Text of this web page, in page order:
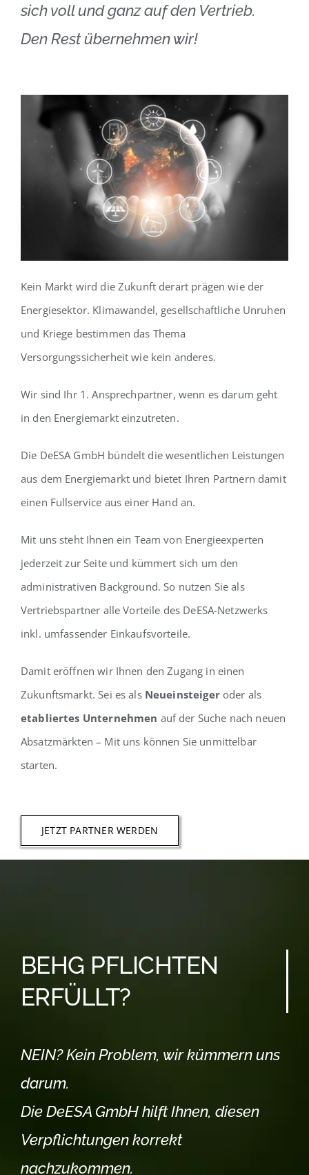
sich voll und ganz auf den Vertrieb.
Den Rest übernehmen wir!
Kein Markt wird die Zukunft derart prägen wie der
Energiesektor. Klimawandel, gesellschaftliche Unruhen
und Kriege bestimmen das Thema
Versorgungssicherheit wie kein anderes.
Wir sind Ihr 1. Ansprechpartner, wenn es darum geht
in den Energiemarkt einzutreten.
Die DeESA GmbH bündelt die wesentlichen Leistungen
aus dem Energiemarkt und bietet Ihren Partnern damit
einen Fullservice aus einer Hand an.
Mit uns steht Ihnen ein Team von Energieexperten
jederzeit zur Seite und kümmert sich um den
administrativen Background. So nutzen Sie als
Vertriebspartner alle Vorteile des DeESA-Netzwerks
inkl. umfassender Einkaufsvorteile.
Damit eröffnen wir Ihnen den Zugang in einen
Zukunftsmarkt. Sei es als Neueinsteigeroder als
etabliertes Unternehmen auf der Suche nach neuen
Absatzmärkten – Mit uns können Sie unmittelbar
starten.
JETZT PARTNER WERDEN
BEHG PFLICHTEN
ERFÜLLT?
NEIN? Kein Problem, wir kümmern uns
darum.
Die DeESA GmbH hilft Ihnen, diesen
Verpflichtungen korrekt
nachzukommen.